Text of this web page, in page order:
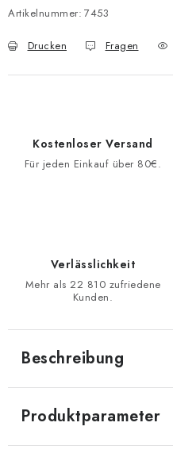
Artikelnummer: 7453
Drucken Fragen
Kostenloser Versand
Für jeden Einkauf über 80€.
Verlässlichkeit
Mehr als 22 810 zufriedene
Kunden.
Beschreibung
Produktparameter